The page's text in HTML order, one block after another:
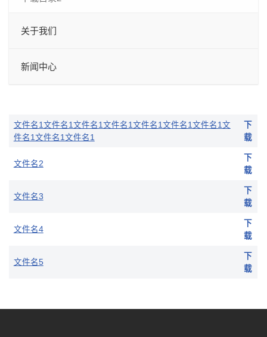
关于我们
新闻中心
文件名1文件名1文件名1文件名1文件名1文件名1文件名1文
件名1文件名1文件名1
下
载
文件名2
下
载
文件名3
下
载
文件名4
下
载
文件名5
下
载